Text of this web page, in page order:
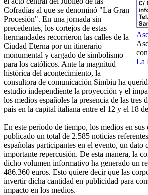
La
Cofradías al que se denominó "La Gran
Procesión". En una jornada sin
precedentes, los cortejos de estas
hermandades recorrieron las calles de la
Ciudad Eterna por un itinerario
monumental y cargado de simbolismo
para los católicos. Ante la magnitud
histórica del acontecimiento, la
consultora de comunicación Simbiu ha
estudio independiente la proyección y el
los medios españoles la presencia de las tres
país en la capital italiana entre el 12 y el 18
En este período de tiempo, los medios en sus
publicado un total de 2.585 noticias
españolas participantes en el evento, un dato
importante repercusión. De esta manera, la
dicho volumen informativo ha generado un
486.360 euros. Esto quiere decir que las
invertir dicha cantidad en publicidad para
impacto en los medios.